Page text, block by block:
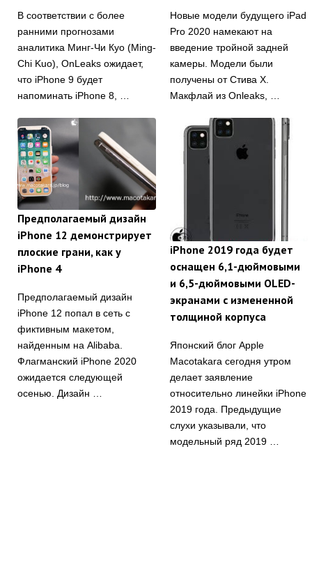
В соответствии с более
ранними прогнозами
аналитика Минг-Чи Куо (Ming-
Chi Kuo), OnLeaks ожидает,
что iPhone 9 будет
напоминать iPhone 8, …
Новые модели будущего iPad
Pro 2020 намекают на
введение тройной задней
камеры. Модели были
получены от Стива Х.
Макфлай из Onleaks, …
Предполагаемый дизайн
iPhone 12 демонстрирует
плоские грани, как у
iPhone 4
Предполагаемый дизайн
iPhone 12 попал в сеть с
фиктивным макетом,
найденным на Alibaba.
Флагманский iPhone 2020
ожидается следующей
осенью. Дизайн …
iPhone 2019 годa будет
оснащен 6,1-дюймовыми
и 6,5-дюймовыми OLED-
экранами с измененной
толщиной корпуса
Японский блог Apple
Macotakara сегодня утром
делает заявление
относительно линейки iPhone
2019 года. Предыдущие
слухи указывали, что
модельный ряд 2019 …